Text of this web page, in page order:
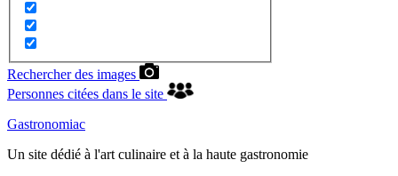
Rechercher des images
Personnes citées dans le site
Gastronomiac
Un site dédié à l'art culinaire et à la haute gastronomie